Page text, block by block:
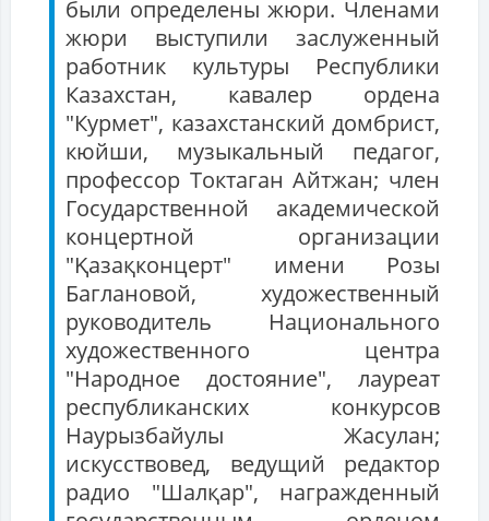
были определены жюри. Членами
жюри выступили заслуженный
работник культуры Республики
Казахстан, кавалер ордена
"Курмет", казахстанский домбрист,
кюйши, музыкальный педагог,
профессор Токтаган Айтжан; член
Государственной академической
концертной организации
"Қазақконцерт" имени Розы
Баглановой, художественный
руководитель Национального
художественного центра
"Народное достояние", лауреат
республиканских конкурсов
Наурызбайулы Жасулан;
искусствовед, ведущий редактор
радио "Шалқар", награжденный